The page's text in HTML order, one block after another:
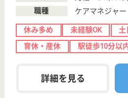
育休・産休
駅徒歩10分以内
詳細を見る WEB問合せ
オールラウンドな総合病院
大阪府大阪